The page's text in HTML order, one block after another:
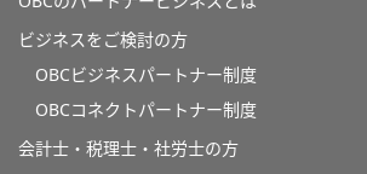
ビジネスをご検討の方
OBCビジネスパートナー制度
OBCコネクトパートナー制度
会計士・税理士・社労士の方